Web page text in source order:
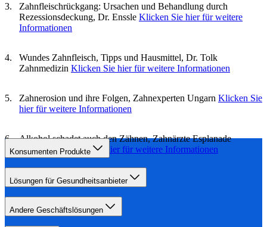
Zahnfleischrückgang: Ursachen und Behandlung durch
Rezessionsdeckung, Dr. Enssle Klicken Sie hier für weitere
Informationen
Wundes Zahnfleisch, Tipps und Hausmittel, Dr. Tolk
Zahnmedizin Klicken Sie hier für weitere Informationen
Zahnerosion und ihre Folgen, Zahnexperten Ungarn Klicken Sie
hier für weitere Informationen
Alkohol schadet auch den Zähnen, Zahnärzte Esplanade
Hannover Klicken Sie hier für weitere Informationen
Konsumenten Produkte
Lösungen für Gesundheitsanbieter
Andere Geschäftslösungen